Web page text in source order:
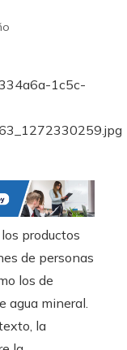
productos
de personas
los de
agua mineral.
la